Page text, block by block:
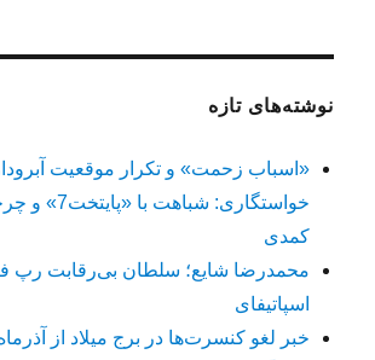
نوشته‌های تازه
«اسباب زحمت» و تکرار موقعیت
خواستگاری: شباهت
کمدی
محمدرضا شایع؛ سلطان بی‌رقابت رپ
اسپاتیفای
خبر لغو کنسرت‌ها در برج میلاد از